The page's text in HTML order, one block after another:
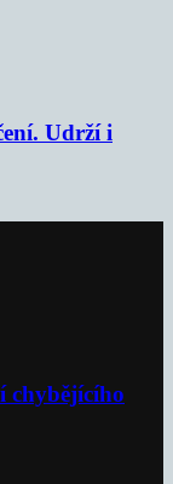
Udrží i
chybějícího